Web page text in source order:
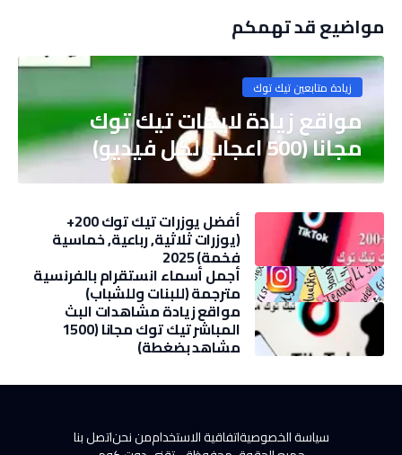
مواضيع قد تهمكم
زيادة متابعين تيك توك
مواقع زيادة لايكات تيك توك
مجانا (500 اعجاب لكل فيديو)
أفضل يوزرات تيك توك 200+
(يوزرات ثلاثية, رباعية, خماسية
فخمة) 2025
أجمل أسماء انستقرام بالفرنسية
مترجمة (للبنات وللشباب)
مواقع زيادة مشاهدات البث
المباشر تيك توك مجانا (1500
مشاهد بضغطة)
سياسة الخصوصيةاتفاقية الاستخداممن نحناتصل بنا